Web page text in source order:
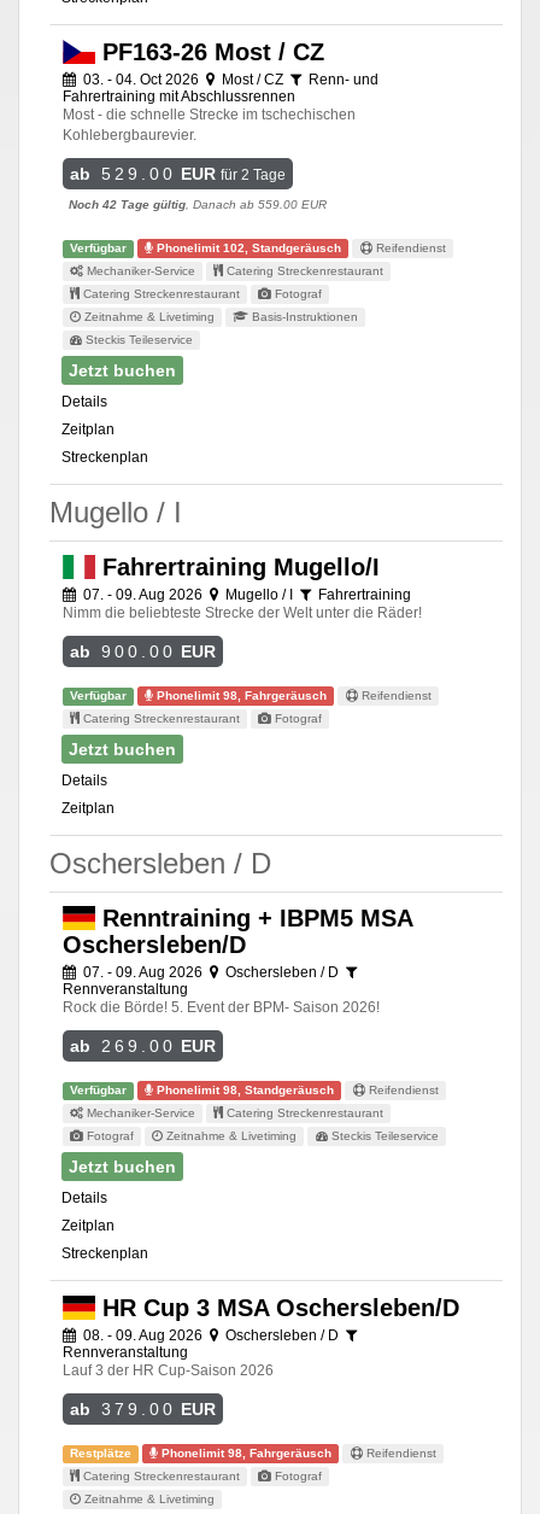
PF163-26 Most / CZ
03. - 04. Oct 2026 Most / CZ
Renn- und
Fahrertraining mit Abschlussrennen
Most - die schnelle Strecke im tschechischen
Kohlebergbaurevier.
ab 529.00 EUR für 2 Tage
Noch 42 Tage gültig , Danach ab 559.00 EUR
Verfügbar Phonelimit 102, Standgeräusch
Reifendienst
Mechaniker-Service
Catering Streckenrestaurant
Catering Streckenrestaurant
Fotograf
Zeitnahme & Livetiming
Basis-Instruktionen
Steckis Teileservice
Jetzt buchen
Details
Zeitplan
Streckenplan
Mugello / I
Fahrertraining Mugello/I
07. - 09. Aug 2026 Mugello / I
Fahrertraining
Nimm die beliebteste Strecke der Welt unter die Räder!
ab 900.00 EUR
Verfügbar Phonelimit 98, Fahrgeräusch
Reifendienst
Catering Streckenrestaurant
Fotograf
Jetzt buchen
Details
Zeitplan
Oschersleben / D
Renntraining + IBPM5 MSA
Oschersleben/D
07. - 09. Aug 2026
Oschersleben / D
Rennveranstaltung
Rock die Börde! 5. Event der BPM- Saison 2026!
ab 269.00 EUR
Verfügbar Phonelimit 98, Standgeräusch
Reifendienst
Mechaniker-Service
Catering Streckenrestaurant
Fotograf
Zeitnahme & Livetiming Steckis Teileservice
Jetzt buchen
Details
Zeitplan
Streckenplan
HR Cup 3 MSA Oschersleben/D
08. - 09. Aug 2026
Oschersleben / D
Rennveranstaltung
Lauf 3 der HR Cup-Saison 2026
ab 379.00 EUR
Restplätze Phonelimit 98, Fahrgeräusch
Reifendienst
Catering Streckenrestaurant
Fotograf
Zeitnahme & Livetiming